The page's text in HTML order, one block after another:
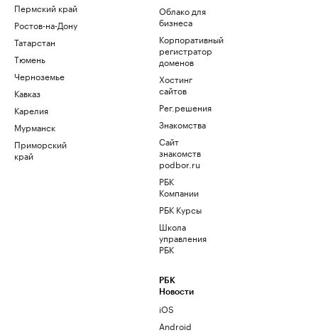
Пермский край
Ростов-на-Дону
Татарстан
Тюмень
Черноземье
Кавказ
Карелия
Мурманск
Приморский
край
Облако для
бизнеса
Корпоративный
регистратор
доменов
Хостинг
сайтов
Рег.решения
Знакомства
Сайт
знакомств
podbor.ru
РБК
Компании
РБК Курсы
Школа
управления
РБК
РБК
Новости
iOS
Android